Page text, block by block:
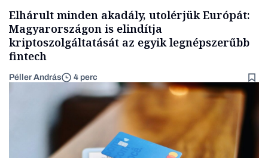
Elhárult minden akadály, utolérjük Európát:
Magyarországon is elindítja
kriptoszolgáltatását az egyik legnépszerűbb
fintech
Péller András 4 perc